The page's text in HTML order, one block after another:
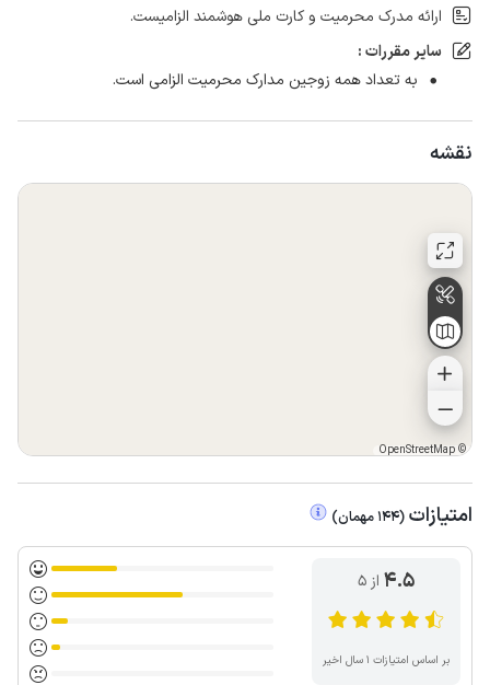
ارائه مدرک محرمیت و کارت ملی هوشمند الزامیست.
سایر مقررات :
به تعداد همه زوجین مدارک محرمیت الزامی است.
نقشه
©
OpenStreetMap
امتیازات (
144 مهمان)
4.5 از ۵
بر اساس امتیازات ۱ سال اخیر